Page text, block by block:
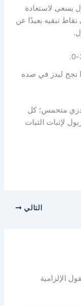
يسعى لاستعادة
تبقيه بعيدًا عن
2-1 ليدز إذا نجح ليدز في صده
متحمس؛ كل
لإثبات الثبات
التالي
الإلزامية